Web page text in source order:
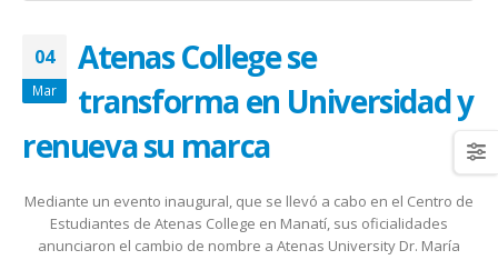
04
Mar
Atenas College se
transforma en Universidad y
renueva su marca
Mediante un evento inaugural, que se llevó a cabo en el Centro de
Estudiantes de Atenas College en Manatí, sus oficialidades
anunciaron el cambio de nombre a Atenas University Dr. María